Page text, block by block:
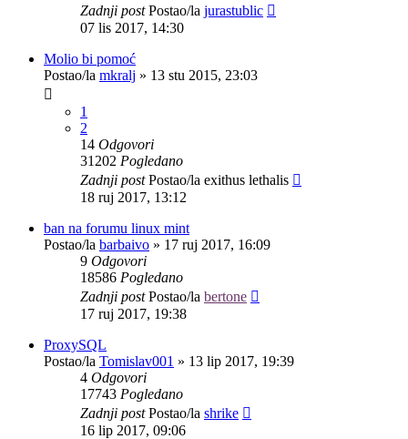
Zadnji postPostao/la jurastublic
07 lis 2017, 14:30
Molio bi pomoć
Postao/la mkralj » 13 stu 2015, 23:03
1
2
14 Odgovori
31202 Pogledano
Zadnji postPostao/la exithus lethalis
18 ruj 2017, 13:12
ban na forumu linux mint
Postao/la barbaivo » 17 ruj 2017, 16:09
9 Odgovori
18586 Pogledano
Zadnji postPostao/la bertone
17 ruj 2017, 19:38
ProxySQL
Postao/la Tomislav001 » 13 lip 2017, 19:39
4 Odgovori
17743 Pogledano
Zadnji postPostao/la shrike
16 lip 2017, 09:06